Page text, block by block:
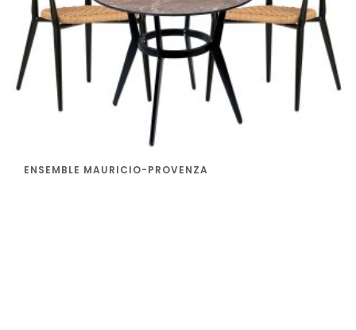
ENSEMBLE MAURICIO-PROVENZA